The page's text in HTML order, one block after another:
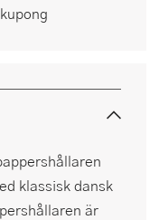
klassisk dansk
är